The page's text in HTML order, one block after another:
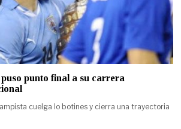
punto final a su carrera
cuelga lo botines y cierra una trayectoria